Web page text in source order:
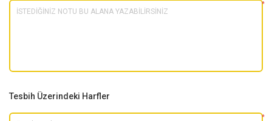
*
Tesbih Üzerindeki Harfler
*